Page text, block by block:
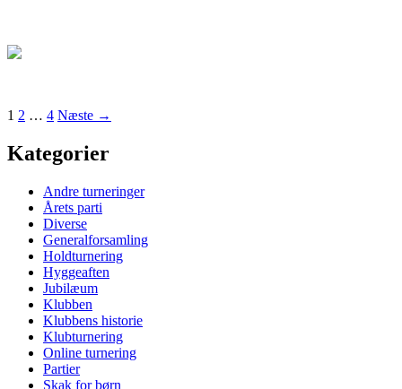
Indlægsnavigation
1 2 … 4 Næste →
Kategorier
Andre turneringer
Årets parti
Diverse
Generalforsamling
Holdturnering
Hyggeaften
Jubilæum
Klubben
Klubbens historie
Klubturnering
Online turnering
Partier
Skak for børn